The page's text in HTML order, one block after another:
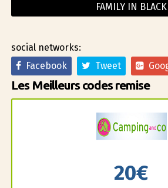
FAMILY IN BLACK
social networks:
Facebook
Tweet
Les Meilleurs codes remise
20€